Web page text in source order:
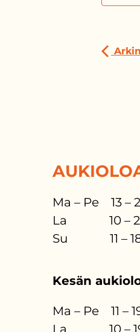
Ma – Pe 13 –
La 10 –
Su 11 –
Kesän
Ma – Pe 11 –
La 10 –